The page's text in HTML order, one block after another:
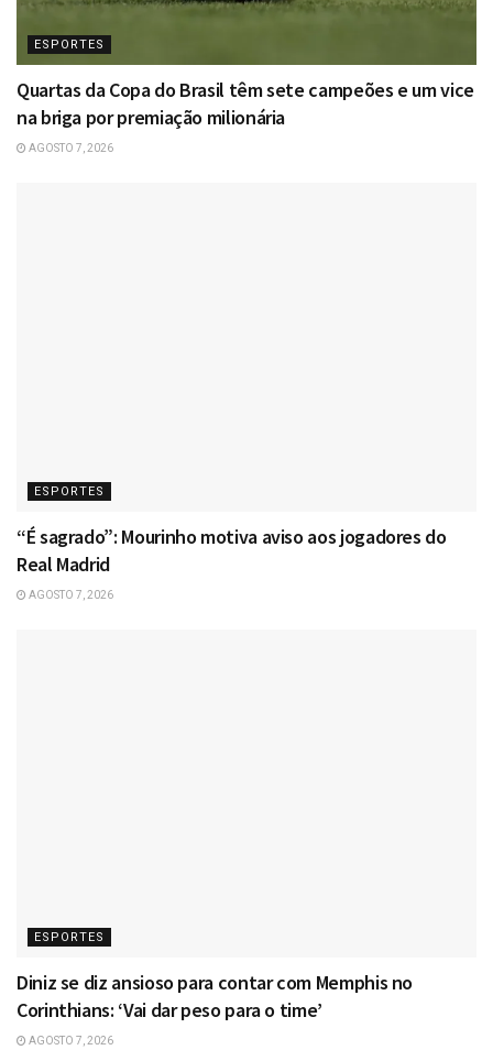
ESPORTES
Quartas da Copa do Brasil têm sete campeões e um vice
na briga por premiação milionária
AGOSTO 7, 2026
ESPORTES
“É sagrado”: Mourinho motiva aviso aos jogadores do
Real Madrid
AGOSTO 7, 2026
ESPORTES
Diniz se diz ansioso para contar com Memphis no
Corinthians: ‘Vai dar peso para o time’
AGOSTO 7, 2026